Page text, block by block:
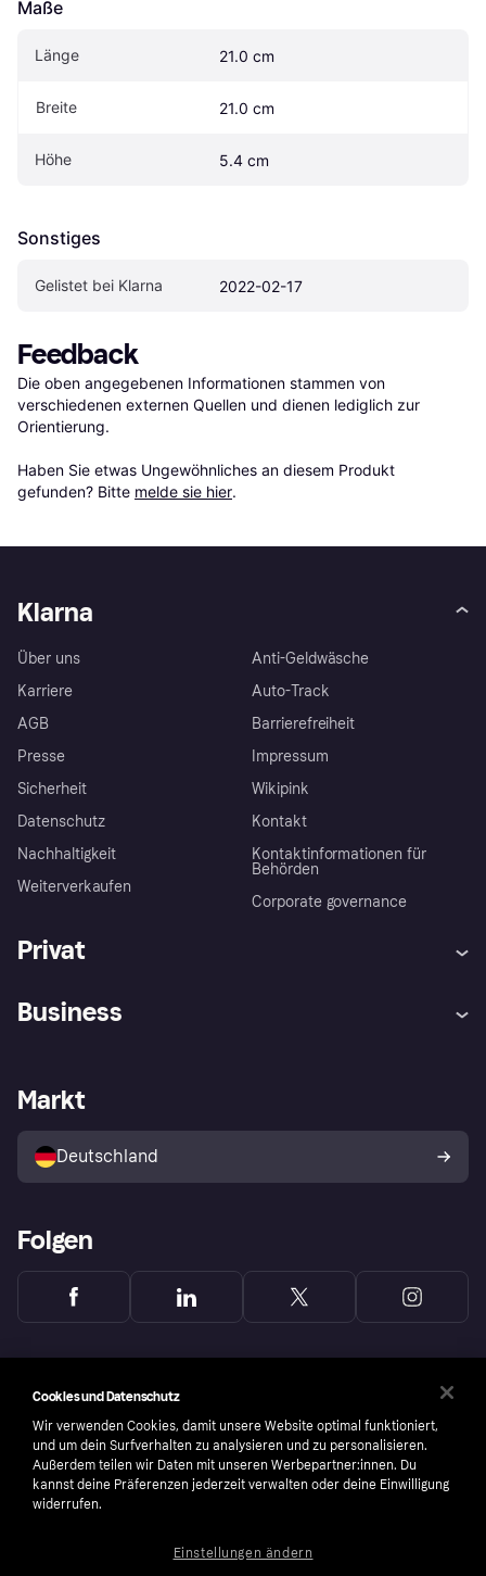
Maße
Länge 21.0 cm
Breite 21.0 cm
Höhe 5.4 cm
Sonstiges
Gelistet bei Klarna 2022-02-17
Feedback
Die oben angegebenen Informationen stammen von
verschiedenen externen Quellen und dienen lediglich zur
Orientierung.
Haben Sie etwas Ungewöhnliches an diesem Produkt
gefunden? Bitte melde sie hier.
Klarna
Über uns
Karriere
AGB
Presse
Sicherheit
Datenschutz
Nachhaltigkeit
Weiterverkaufen
Anti-Geldwäsche
Auto-Track
Barrierefreiheit
Impressum
Wikipink
Kontakt
Kontaktinformationen für
Behörden
Corporate governance
Privat
Klarna App
Shops entdecken
Käuferschutzrichtlinie
Dein Widerrufsrecht
Business
Händlerportal
Markt
Deutschland
Folgen
Cookies und Datenschutz
Wir verwenden Cookies, damit unsere Website optimal funktioniert,
und um dein Surfverhalten zu analysieren und zu personalisieren.
Außerdem teilen wir Daten mit unseren Werbepartner:innen. Du
kannst deine Präferenzen jederzeit verwalten oder deine Einwilligung
widerrufen.
Einstellungen ändern